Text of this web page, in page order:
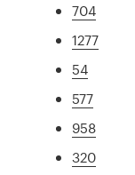
704
1277
54
577
958
320